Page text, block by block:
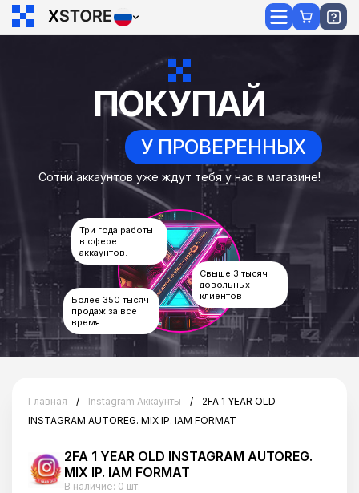
ПОКУПАЙ
У ПРОВЕРЕННЫХ
Сотни аккаунтов уже ждут тебя у нас в магазине!
Три года работы
в сфере
аккаунтов.
Свыше 3 тысяч
довольных
клиентов
Более 350 тысяч
продаж за все
время
Главная Instagram Аккаунты
2FA 1 YEAR OLD
INSTAGRAM AUTOREG. MIX IP. IAM FORMAT
2FA 1 YEAR OLD INSTAGRAM AUTOREG.
MIX IP. IAM FORMAT
В наличие: 0 шт.